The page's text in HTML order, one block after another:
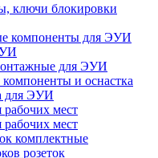
ключи блокировки
компоненты для ЭУИ
для ЭУИ
и оснастка
для ЭУИ
рабочих мест
рабочих мест
комплектные
розеток